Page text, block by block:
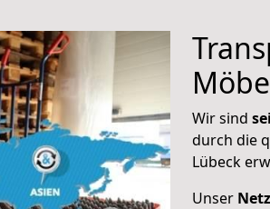
Wir sind
durch die
Lübeck
Unser